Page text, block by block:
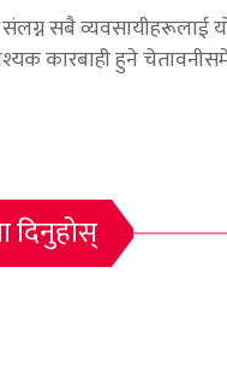
सबै व्यवसायीहरूलाई
कारबाही हुने
दिनुहोस्